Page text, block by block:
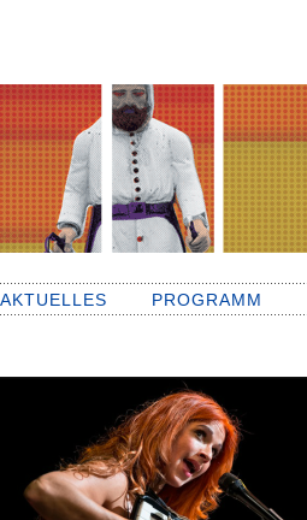
AKTUELLES PROGRAMM